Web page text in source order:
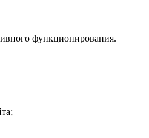
функционирования.